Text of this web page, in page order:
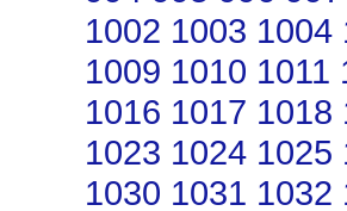
1002 1003 1004
1009 1010 1011
1016 1017 1018
1023 1024 1025
1030 1031 1032